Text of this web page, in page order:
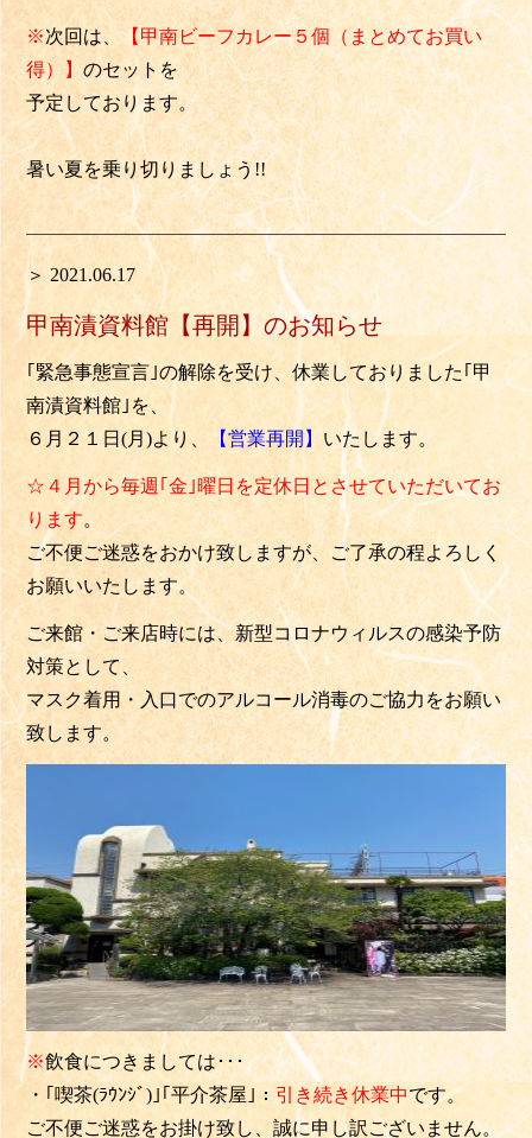
※次回は、 【甲南ビーフカレー５個（まとめてお買い
得）】のセットを
予定しております。
暑い夏を乗り切りましょう!!
＞ 2021.06.17
甲南漬資料館【再開】のお知らせ
｢緊急事態宣言｣の解除を受け、休業しておりました ｢甲
南漬資料館｣ を、
６月２１日(月)より、
【営業再開】いたします。
☆４月から毎週｢金｣曜日を定休日とさせていただいてお
ります。
ご不便ご迷惑をおかけ致しますが、ご了承の程よろしく
お願いいたします。
ご来館・ご来店時には、新型コロナウィルスの感染予防
対策として、
マスク着用・入口でのアルコール消毒のご協力をお願い
致します。
※飲食につきましては･･･
・ ｢喫茶(ﾗｳﾝｼﾞ)｣ ｢平介茶屋｣： 引き続き休業中です。
ご不便ご迷惑をお掛け致し、誠に申し訳ございません。